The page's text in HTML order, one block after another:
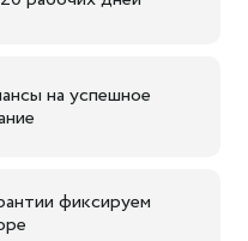
на успешное
фиксируем